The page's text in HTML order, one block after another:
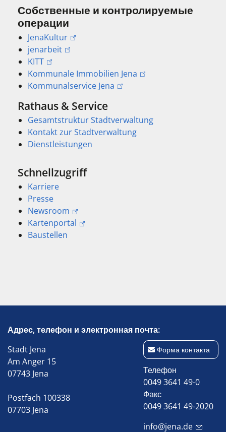
Собственные и контролируемые
операции
JenaKultur
jenarbeit
KITT
Kommunale Immobilien Jena
Kommunalservice Jena
Rathaus & Service
Gesamtstruktur Stadtverwaltung
Kontakt zur Stadtverwaltung
Dienstleistungen
Schnellzugriff
Karriere
Presse
Newsroom
Kartenportal
Baustellen
Адрес, телефон и электронная почта:
Stadt Jena
Am Anger 15
07743 Jena
Postfach 100338
07703 Jena
Форма контакта
Телефон
0049 3641 49-0
Факс
0049 3641 49-2020
info@jena.de